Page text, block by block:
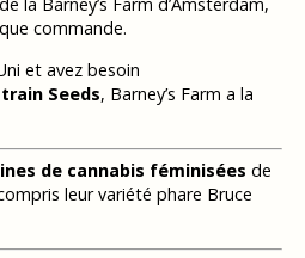
commande.
et avez besoin
Seeds, Barney’s Farm a la
de cannabis féminisées de
leur variété phare Bruce